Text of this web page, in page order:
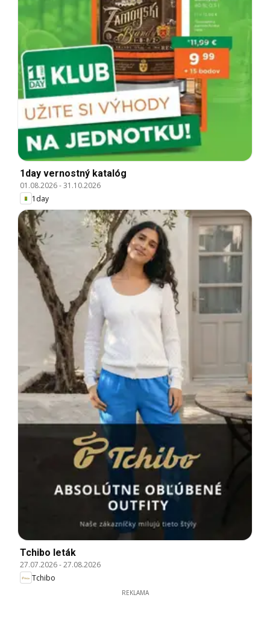
1day vernostný katalóg
01.08.2026-31.10.2026
1day
Tchibo leták
27.07.2026-27.08.2026
Tchibo
REKLAMA